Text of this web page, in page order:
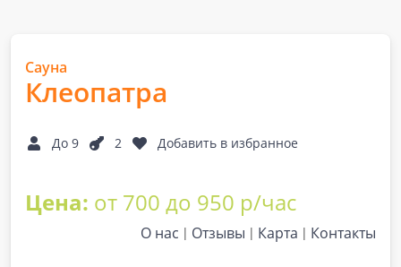
Сауна
Клеопатра
До 9 2 Добавить в избранное
Цена: от 700 до 950 р/час
О нас Отзывы Карта Контакты